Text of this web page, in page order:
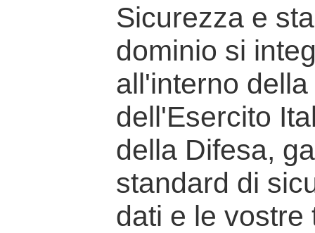
Sicurezza e
dominio si
all'interno
dell'Esercito
della Difesa,
standard di
dati e le vostre